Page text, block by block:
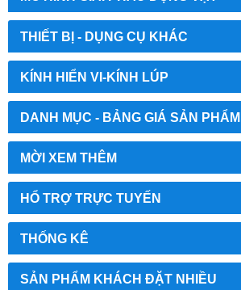
THIẾT BỊ - DỤNG CỤ KHÁC
KÍNH HIỂN VI-KÍNH LÚP
DANH MỤC - BẢNG GIÁ SẢN PHẨM
MỜI XEM THÊM
HỔ TRỢ TRỰC TUYẾN
THỐNG KÊ
SẢN PHẨM KHÁCH ĐẶT NHIỀU